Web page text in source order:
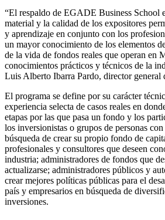
“El respaldo de EGADE Business School
material y la calidad de los expositores
y aprendizaje en conjunto con los
un mayor conocimiento de los elementos
de la vida de fondos reales que operan en
conocimientos prácticos y técnicos de la
Luis Alberto Ibarra Pardo, director general
El programa se define por su carácter
experiencia selecta de casos reales en
etapas por las que pasa un fondo y los
los inversionistas o grupos de personas
búsqueda de crear su propio fondo de
profesionales y consultores que deseen
industria; administradores de fondos que
actualizarse; administradores públicos y
crear mejores políticas públicas para el
país y empresarios en búsqueda de
inversiones.